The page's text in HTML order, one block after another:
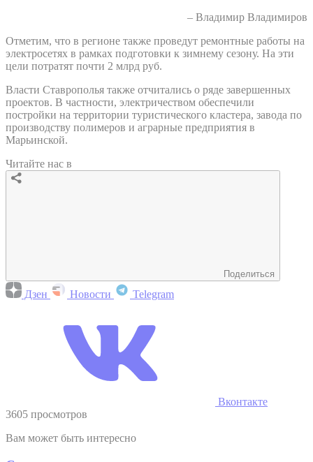
– Владимир Владимиров
Отметим, что в регионе также проведут ремонтные работы на
электросетях в рамках подготовки к зимнему сезону. На эти
цели потратят почти 2 млрд руб.
Власти Ставрополья также отчитались о ряде завершенных
проектов. В частности, электричеством обеспечили
постройки на территории туристического кластера, завода по
производству полимеров и аграрные предприятия в
Марьинской.
Читайте нас в
Поделиться
Дзен Новости Telegram
Вконтакте
3605 просмотров
Вам может быть интересно